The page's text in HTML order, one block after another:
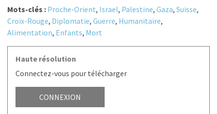
Mots-clés : Proche-Orient, Israel, Palestine, Gaza, Suisse,
Croix-Rouge, Diplomatie, Guerre, Humanitaire,
Alimentation, Enfants, Mort
Haute résolution
Connectez-vous pour télécharger
CONNEXION